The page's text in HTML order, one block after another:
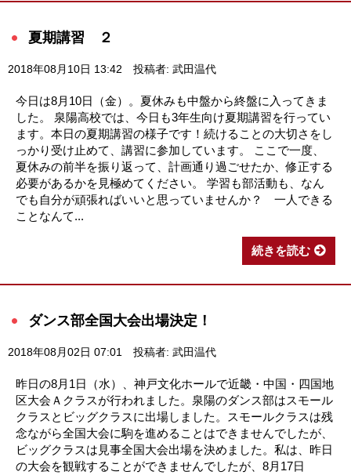
夏期講習 ２
2018年08月10日 13:42 投稿者: 武田温代
今日は8月10日（金）。夏休みも中盤から終盤に入ってきま
した。 泉陽高校では、今日も3年生向け夏期講習を行ってい
ます。本日の夏期講習の様子です！続けることの大切さをし
っかり受け止めて、講習に参加しています。 ここで一度、
夏休みの前半を振り返って、計画通り過ごせたか、修正する
必要があるかを見極めてください。 学習も部活動も、なん
でも自分が頑張ればいいと思っていませんか？ 一人できる
ことなんて...
続きを読む
ダンス部全国大会出場決定！
2018年08月02日 07:01 投稿者: 武田温代
昨日の8月1日（水）、神戸文化ホールで近畿・中国・四国地
区大会Ａクラスが行われました。泉陽のダンス部はスモール
クラスとビッグクラスに出場しました。スモールクラスは残
念ながら全国大会に駒を進めることはできませんでしたが、
ビッグクラスは見事全国大会出場を決めました。私は、昨日
の大会を観戦することができませんでしたが、8月17日